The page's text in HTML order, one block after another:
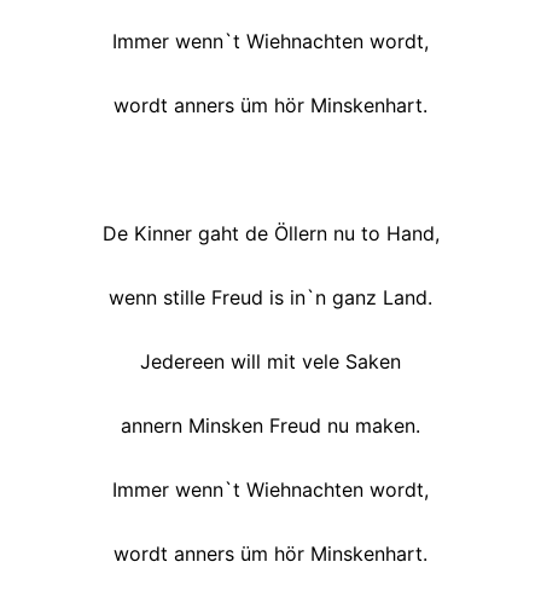
Immer wenn`t Wiehnachten wordt,
wordt anners üm hör Minskenhart.
De Kinner gaht de Öllern nu to Hand,
wenn stille Freud is in`n ganz Land.
Jedereen will mit vele Saken
annern Minsken Freud nu maken.
Immer wenn`t Wiehnachten wordt,
wordt anners üm hör Minskenhart.